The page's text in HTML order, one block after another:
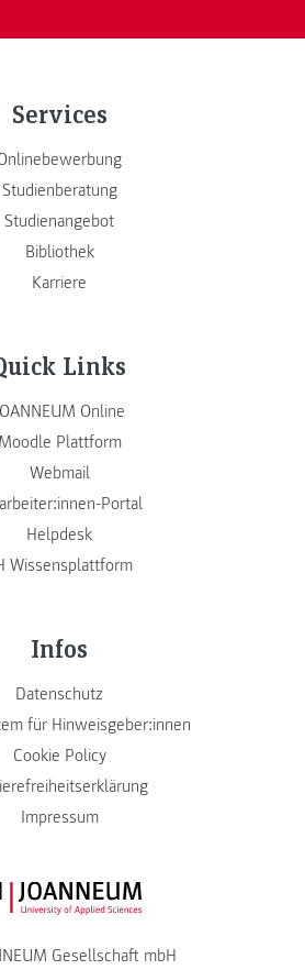
Services
Studienberatung
Studienangebot
Bibliothek
Karriere
Links
Online
Moodle Plattform
Webmail
Portal
Helpdesk
Wissensplattform
Infos
Datenschutz
für Hinweisgeber:innen
Cookie Policy
Impressum
FH JOANNEUM Logo
Gesellschaft mbH